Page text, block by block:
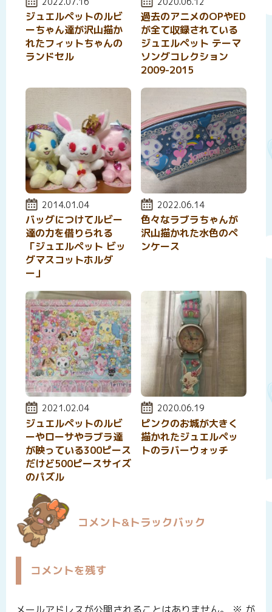
ジュエルペットのルビ
ーちゃん達が沢山描か
れたフィットちゃんの
ランドセル
過去のアニメのOPやED
が全て収録されている
ジュエルペット テーマ
ソングコレクション
2009-2015
投稿日:
2014.01.04
バッグにつけてルビー
達の力を借りられる
「ジュエルペット ビッ
グマスコットホルダ
ー」
投稿日:
2022.06.14
色々なラブラちゃんが
沢山描かれた水色のペ
ンケース
投稿日:
2021.02.04
ジュエルペットのルビ
ーやローサやラブラ達
が映っている300ピース
だけど500ピースサイズ
のパズル
投稿日:
2020.06.19
ピンクのお城が大きく
描かれたジュエルペッ
トのラバーウォッチ
コメント&トラックバック
コメントを残す